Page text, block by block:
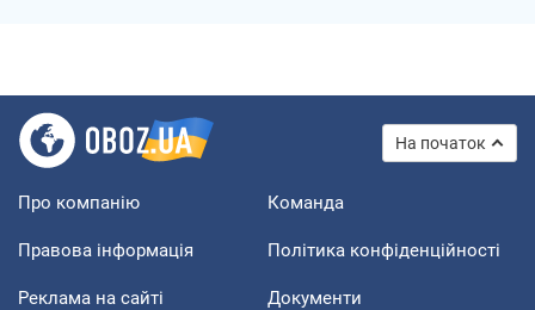
На початок
Про компанію Команда
Правова інформація Політика конфіденційності
Реклама на сайті Документи